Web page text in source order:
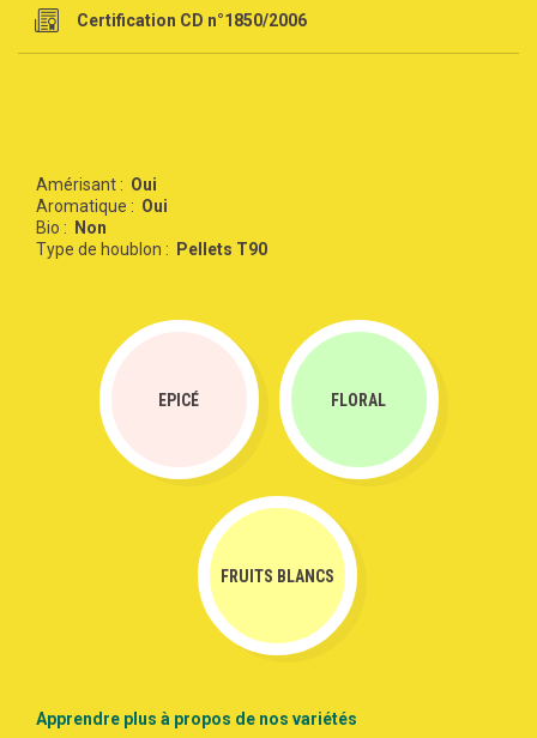
Certification CD n°1850/2006
Amérisant : Oui
Aromatique : Oui
Bio :
Non
Type de houblon :
Pellets T90
EPICÉ FLORAL
FRUITS BLANCS
Apprendre plus à propos de nos variétés